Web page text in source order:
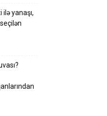
yanaşı,